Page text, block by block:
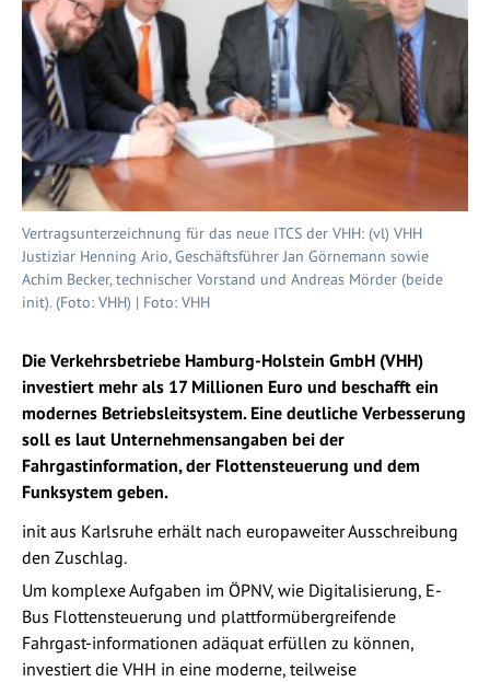
Vertragsunterzeichnung für das neue ITCS der VHH: (vl) VHH
Justiziar Henning Ario, Geschäftsführer Jan Görnemann sowie
Achim Becker, technischer Vorstand und Andreas Mörder (beide
init). (Foto: VHH) | Foto: VHH
Die Verkehrsbetriebe Hamburg-Holstein GmbH (VHH)
investiert mehr als 17 Millionen Euro und beschafft ein
modernes Betriebsleitsystem. Eine deutliche Verbesserung
soll es laut Unternehmensangaben bei der
Fahrgastinformation, der Flottensteuerung und dem
Funksystem geben.
init aus Karlsruhe erhält nach europaweiter Ausschreibung
den Zuschlag.
Um komplexe Aufgaben im ÖPNV, wie Digitalisierung, E-
Bus Flottensteuerung und plattformübergreifende
Fahrgast-informationen adäquat erfüllen zu können,
investiert die VHH in eine moderne, teilweise